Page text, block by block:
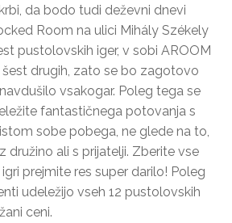
da bodo tudi deževni dnevi
Room na ulici Mihály Székely
pustolovskih iger, v sobi AROOM
šest drugih, zato se bo zagotovo
vsakogar. Poleg tega se
fantastičnega potovanja s
sobe pobega, ne glede na to,
družino ali s prijatelji. Zberite vse
prejmite res super darilo! Poleg
udeležijo vseh 12 pustolovskih
ceni.